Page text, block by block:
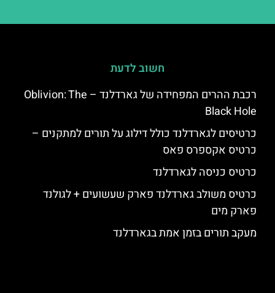
חשוב לדעת
רכבת ההרים המפחידה של גארדלנד – Oblivion: The
Black Hole
כרטיסים לגארדלנד כולל דילוג על תורים למתקנים –
כרטיס אקספרס פאס
כרטיס כניסה לגארדלנד
כרטיס משולב גארדלנד פארק שעשועים + לגולנד
פארק מים
מעקב תורים בזמן אמת בגארדלנד